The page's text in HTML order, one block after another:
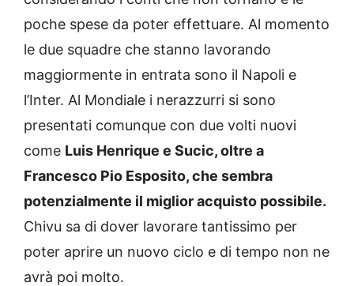
poche spese da poter effettuare. Al momento
le due squadre che stanno lavorando
maggiormente in entrata sono il Napoli e
l’Inter. Al Mondiale i nerazzurri si sono
presentati comunque con due volti nuovi
come Luis Henrique e Sucic, oltre a
Francesco Pio Esposito, che sembra
potenzialmente il miglior acquisto possibile.
Chivu sa di dover lavorare tantissimo per
poter aprire un nuovo ciclo e di tempo non ne
avrà poi molto.